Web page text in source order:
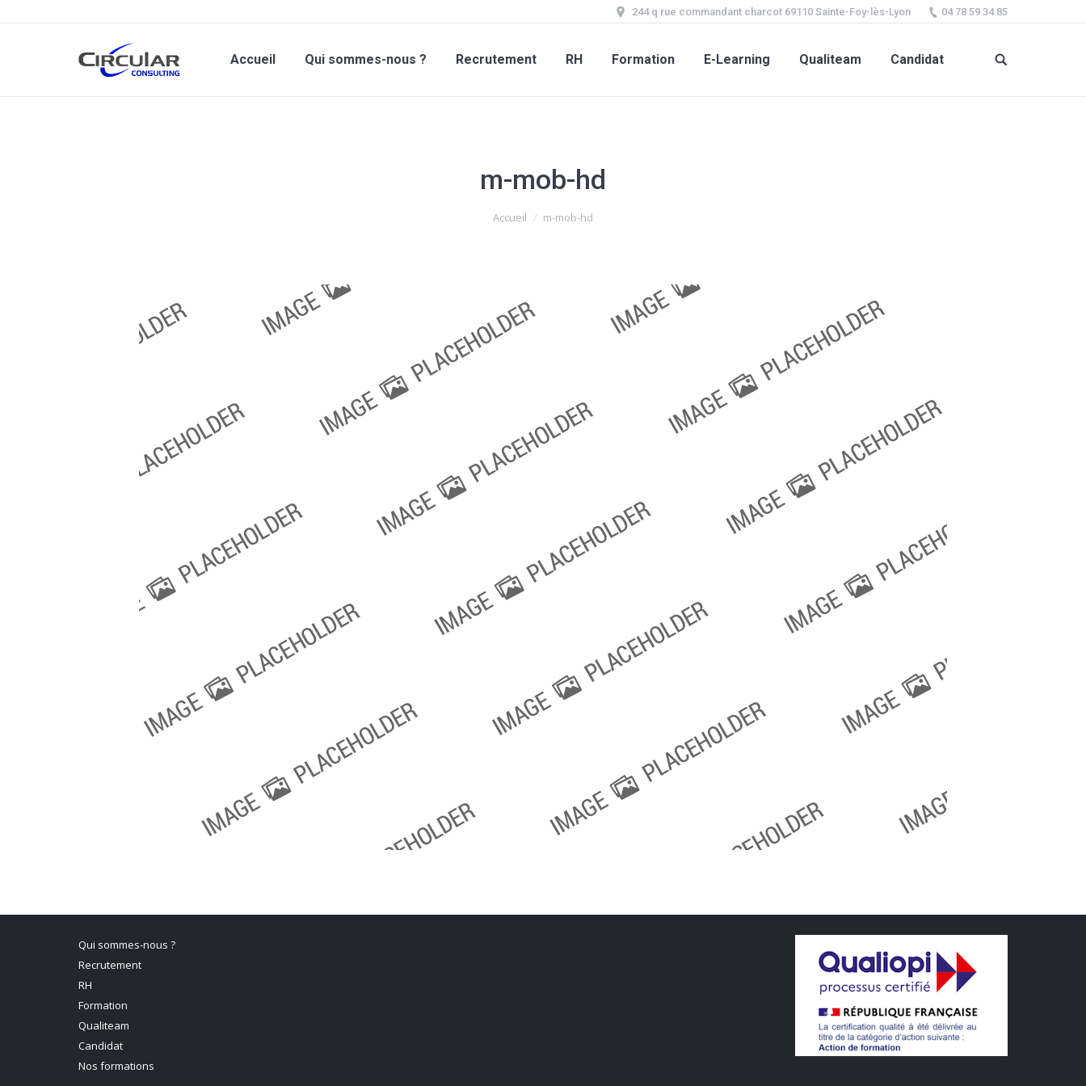
244 q rue commandant charcot 69110 Sainte-Foy-lès-Lyon 04 78 59 34 85
Accueil Qui sommes-nous ? Recrutement RH Formation E-Learning Qualiteam Candidat
m-mob-hd
Accueil m-mob-hd
Qui sommes-nous ?
Recrutement
RH
Formation
Qualiteam
Candidat
Nos formations